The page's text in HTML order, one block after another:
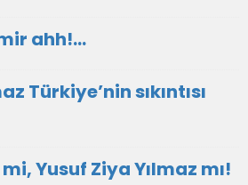
ahh!…
Türkiye’nin sıkıntısı
Yusuf Ziya Yılmaz mı!